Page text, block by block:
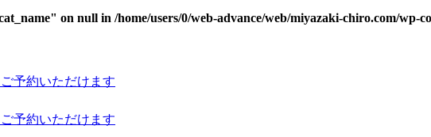
on null in /home/users/0/web-advance/web/miyazaki-chiro.com/wp-